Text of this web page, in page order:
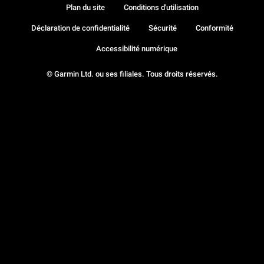
© Garmin Ltd. ou ses filiales. Tous droits réservés.
Plan du site Conditions d'utilisation
Déclaration de confidentialité Sécurité Conformité
Accessibilité numérique